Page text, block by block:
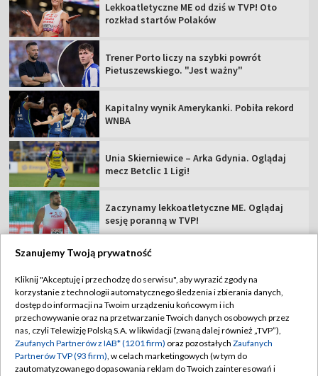
Lekkoatletyczne ME od dziś w TVP! Oto
rozkład startów Polaków
Trener Porto liczy na szybki powrót
Pietuszewskiego. "Jest ważny"
Kapitalny wynik Amerykanki. Pobiła rekord
WNBA
Unia Skierniewice – Arka Gdynia. Oglądaj
mecz Betclic 1 Ligi!
Zaczynamy lekkoatletyczne ME. Oglądaj
sesję poranną w TVP!
TVP
Abonament TVP
Sklep TVP
Biuro Reklamy
Regulamin TVP
Polityka prywatności
Moje zgody
Szanujemy Twoją prywatność
Kliknij "Akceptuję i przechodzę do serwisu", aby wyrazić zgody na
korzystanie z technologii automatycznego śledzenia i zbierania danych,
dostęp do informacji na Twoim urządzeniu końcowym i ich
przechowywanie oraz na przetwarzanie Twoich danych osobowych przez
nas, czyli Telewizję Polską S.A. w likwidacji (zwaną dalej również „TVP”),
Zaufanych Partnerów z IAB* (1201 firm) oraz pozostałych Zaufanych
Partnerów TVP (93 firm), w celach marketingowych (w tym do
zautomatyzowanego dopasowania reklam do Twoich zainteresowań i